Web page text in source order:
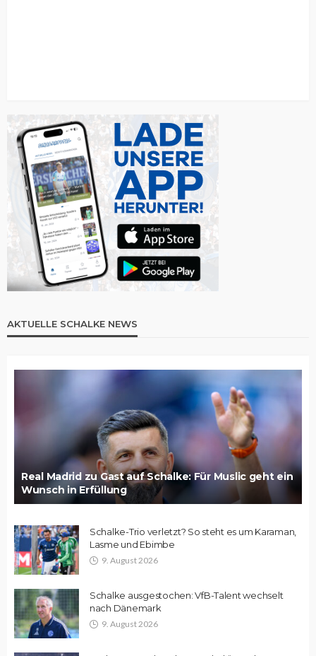
AKTUELLE SCHALKE NEWS
Real Madrid zu Gast auf Schalke: Für Muslic geht ein
Wunsch in Erfüllung
Schalke-Trio verletzt? So steht es um Karaman,
Lasme und Ebimbe
9. August 2026
Schalke ausgestochen: VfB-Talent wechselt
nach Dänemark
9. August 2026